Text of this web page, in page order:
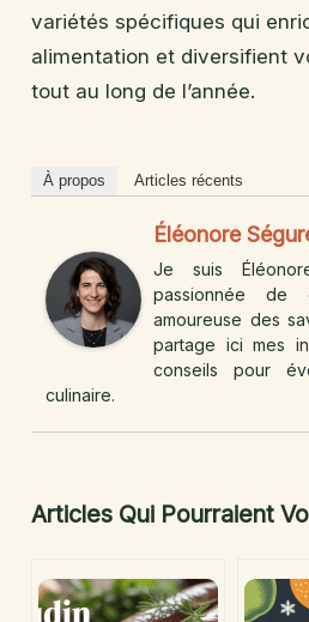
variétés spécifiques qui
alimentation et diversifient
tout au long de l’année.
À propos Articles récents
Éléonore
Je suis Éléonore
passionnée de
amoureuse des
partage ici mes
conseils pour
culinaire.
Articles Qui Pourraient